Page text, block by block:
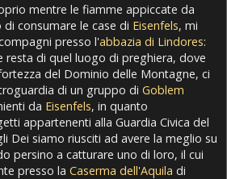
mentre le fiamme appiccate da
consumare le case di Eisenfels, mi
presso l'abbazia di Lindores:
resta di quel luogo di preghiera, dove
del Dominio delle Montagne, ci
di un gruppo di Goblem
da Eisenfels, in quanto
appartenenti alla Guardia Civica del
Dei siamo riusciti ad avere la meglio su
persino a catturare uno di loro, il cui
presso la Caserma dell'Aquila di